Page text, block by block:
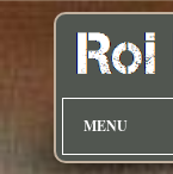
MENU